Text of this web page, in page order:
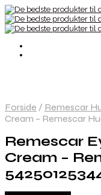
Forside / Remescar
Cream – Remescar
Remescar
Cream –